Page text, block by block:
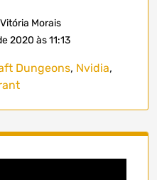
Morais
2020 às 11:13
Dungeons, Nvidia,